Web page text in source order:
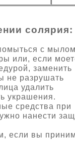
солярия:
с
или, если
не разрушать
удалить
украшения.
средства при
нанести
если вы